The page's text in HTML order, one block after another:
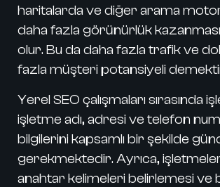
haritalarda ve diğer arama
daha fazla görünürlük
olur. Bu da daha fazla trafik ve
fazla müşteri potansiyeli
Yerel SEO çalışmaları sırasında
işletme adı, adresi ve telefon
bilgilerini kapsamlı bir şekilde
gerekmektedir. Ayrıca,
anahtar kelimeleri belirlemesi ve